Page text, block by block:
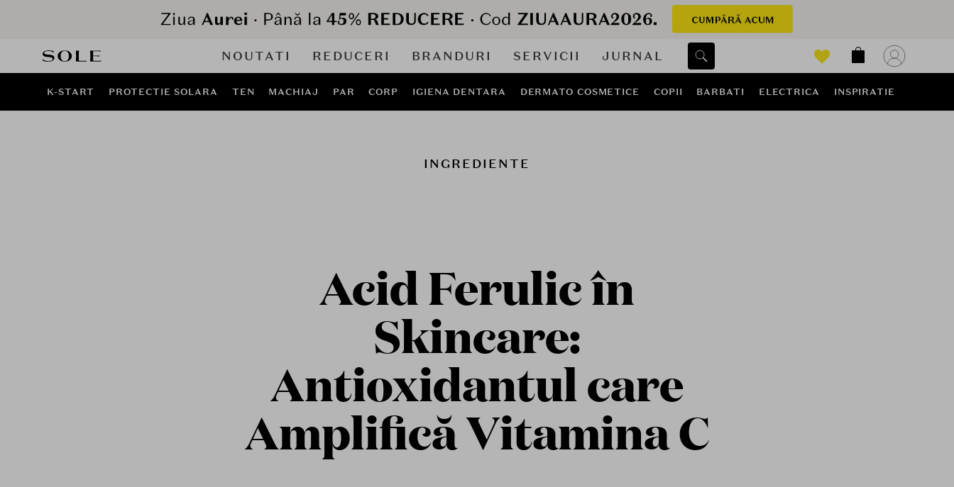
NOUTATI REDUCERI BRANDURI SERVICII JURNAL
K-START PROTECTIE SOLARA TEN MACHIAJ PAR CORP IGIENA DENTARA DERMATO COSMETICE COPII BARBATI ELECTRICA INSPIRATIE
INGREDIENTE
Acid Ferulic în
Skincare:
Antioxidantul care
Amplifică Vitamina C